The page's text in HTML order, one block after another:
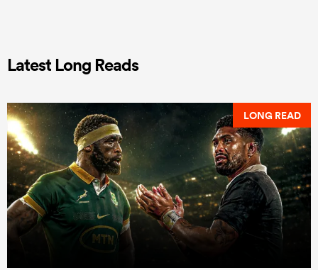
Latest Long Reads
LONG READ